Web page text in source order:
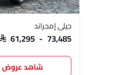
جيلي إمجراند
61,295 - 73,485
شاهد